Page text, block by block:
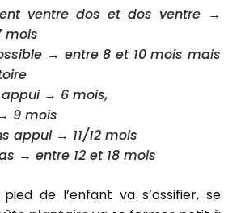
ventre dos et dos ventre →
mois
→ entre 8 et 10 mois mais
→ 6 mois,
9 mois
appui → 11/12 mois
→ entre 12 et 18 mois
de l’enfant va s’ossifier, se